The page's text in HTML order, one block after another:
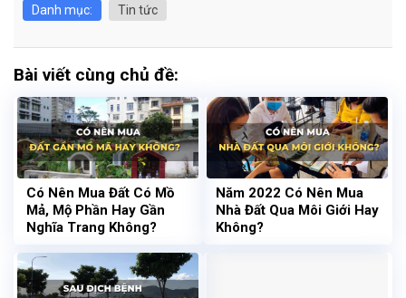
Danh mục: Tin tức
Bài viết cùng chủ đề:
Có Nên Mua Đất Có Mồ
Mả, Mộ Phần Hay Gần
Nghĩa Trang Không?
Năm 2022 Có Nên Mua
Nhà Đất Qua Môi Giới Hay
Không?